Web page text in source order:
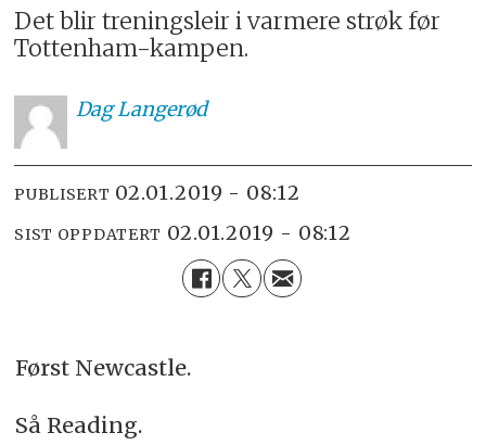
Det blir treningsleir i varmere strøk før
Tottenham-kampen.
DagLangerød
PUBLISERT 02.01.2019 - 08:12
SIST OPPDATERT 02.01.2019 - 08:12
Først Newcastle.
Så Reading.